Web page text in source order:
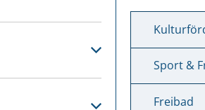
Sport &
Freibad